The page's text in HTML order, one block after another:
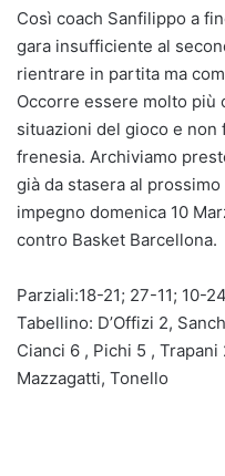
Così coach Sanfilippo a
gara insufficiente al
rientrare in partita ma
Occorre essere molto più
situazioni del gioco e
frenesia. Archiviamo
già da stasera al
impegno domenica 10
contro Basket Barcellona.
Parziali:18-21; 27-11; 10-
Tabellino: D’Offizi 2,
Cianci 6 , Pichi 5 , Trapani
Mazzagatti, Tonello